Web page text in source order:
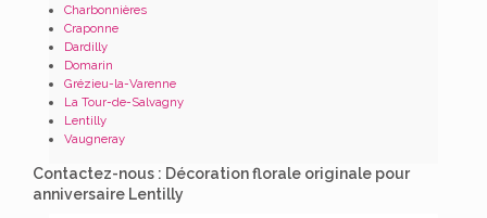
Charbonnières
Craponne
Dardilly
Domarin
Grézieu-la-Varenne
La Tour-de-Salvagny
Lentilly
Vaugneray
Contactez-nous : Décoration florale originale pour
anniversaire Lentilly